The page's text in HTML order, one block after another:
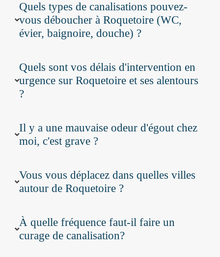
Quels types de canalisations pouvez-
vous déboucher à Roquetoire (WC,
évier, baignoire, douche) ?
Quels sont vos délais d'intervention en
urgence sur Roquetoire et ses alentours
?
Il y a une mauvaise odeur d'égout chez
moi, c'est grave ?
Vous vous déplacez dans quelles villes
autour de Roquetoire ?
À quelle fréquence faut-il faire un
curage de canalisation?